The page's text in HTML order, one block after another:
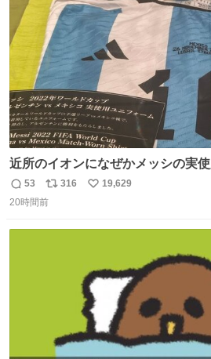
数
近所のイオンになぜかメッシの実
てあっておもろい
返
信
53
リ
ポ
316
い
19,629
20時間前